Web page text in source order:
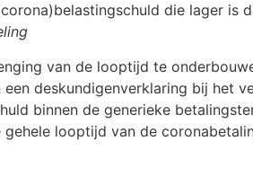
die lager is
van de looptijd te
deskundigenverklaring bij het
binnen de generieke
looptijd van de